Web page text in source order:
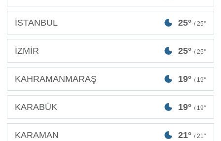
İSTANBUL 25° / 25°
İZMİR 25° / 25°
KAHRAMANMARAŞ 19° / 19°
KARABÜK 19° / 19°
KARAMAN 21° / 21°